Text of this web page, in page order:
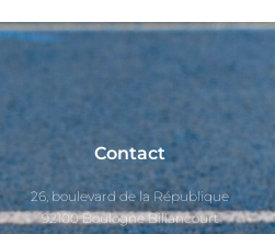
Contact
26, boulevard de la République
92100 Boulogne Billancourt